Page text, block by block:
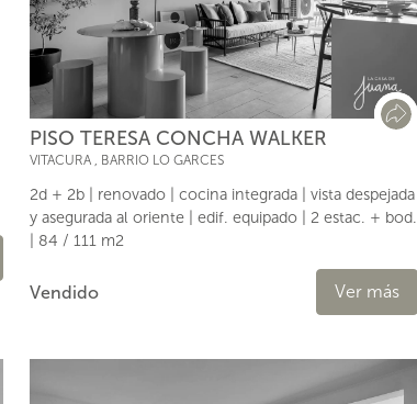
PISO TERESA CONCHA WALKER
VITACURA BARRIO LO GARCES
2d + 2b | renovado | cocina integrada | vista despejada
y asegurada al oriente | edif. equipado | 2 estac. + bod.
| 84 / 111 m2
Vendido Ver más